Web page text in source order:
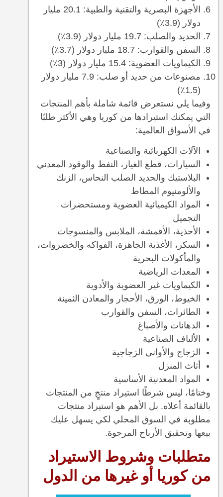
الأجهزة البصرية والتقنية والطبية: 20.1 مليار
دولار (3.9٪)
الحديد والصلب: 19.7 مليار دولار (3.9٪)
السفن والقوارب: 18.7 مليار دولار (3.7٪)
الكيماويات العضوية: 15.4 مليار دولار (3٪)
مصنوعات من حديد أو صلب: 7.9 مليار دولار
(1.5٪)
وفيما يلي نستعرض قائمة شاملة بأهم المنتجات
التي يمكنك استيرادها من كوريا وهي الأكثر طلبًا
في الأسواق العالمية:
الآلات الكهربائية والصناعية
السيارات، قطع الغيار، النفط والوقود المعدني
البلاستيك والحديد الصلب النحاس، الزنك
والألومنيوم المطاط
المواد الكيميائية العضوية ومستحضرات
التجميل
الأحذية، الأقمشة، الملابس والمنسوجات
السكر، الأغذية الجاهزة، الفواكه والخضروات،
والمأكولات البحرية
المعدات الرياضية
الكيماويات غير العضوية والأدوية
الخيوط، الورق، الأحجار والمعادن الثمينة
الطائرات، السفن والقوارب
الدهانات والأصباغ
الألياف الصناعية
الزجاج والأواني الزجاجية
أثاث المنزل
المواد المعدنية الأساسية
وختامًا، ليس شرطًا استيراد منتجٍ من المنتجات
بالقائمة أعلاه. بل الأهم هو استيراد منتجات
مطلوبة في السوق المحلي لكي يسهل عليك
بيعها وتحقيق الأرباح المرجوة.
متطلبات وشروط الاستيراد
من كوريا أو غيرها من الدول